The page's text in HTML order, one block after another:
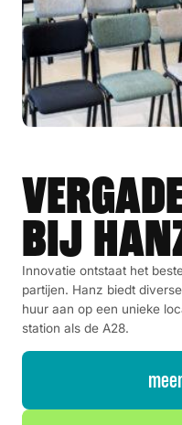
BIJ
Innovatie ontstaat het
partijen. Hanz biedt
huur aan op een unieke
station als de A28.